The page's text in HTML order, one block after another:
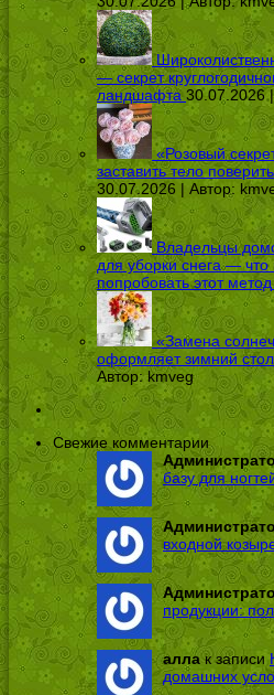
— секрет
ландшафта 30.07.2026
«Розовый
заставить тело
30.07.2026 | Автор:
Владельцы
для уборки снега —
попробовать этот метод
«Замена
оформляет зимний
Автор:kmveg
Свежие комментарии
базу для
входной
продукции:
аллак записи
домашних